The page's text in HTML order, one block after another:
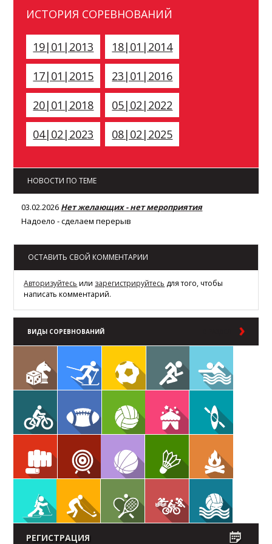
ИСТОРИЯ СОРЕВНОВАНИЙ
19|01|2013
18|01|2014
17|01|2015
23|01|2016
20|01|2018
05|02|2022
04|02|2023
08|02|2025
НОВОСТИ ПО ТЕМЕ
03.02.2026 Нет желающих - нет мероприятия
Надоело - сделаем перерыв
ОСТАВИТЬ СВОЙ КОММЕНТАРИИ
Авторизуйтесь или зарегистрируйтесь для того, чтобы
написать комментарий.
ВИДЫ СОРЕВНОВАНИЙ
РЕГИСТРАЦИЯ